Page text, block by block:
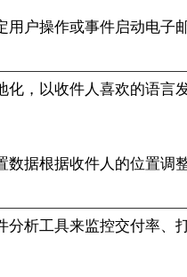
用户操作或事件启动电子
化，以收件人喜欢的语言
数据根据收件人的位置调
分析工具来监控交付率、